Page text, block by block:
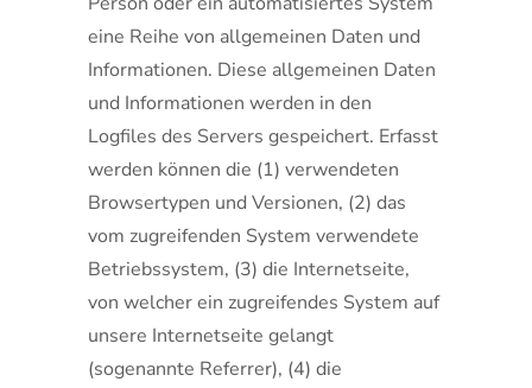
eine Reihe von allgemeinen Daten und
Informationen. Diese allgemeinen Daten
und Informationen werden in den
Logfiles des Servers gespeichert. Erfasst
werden können die (1) verwendeten
Browsertypen und Versionen, (2) das
vom zugreifenden System verwendete
Betriebssystem, (3) die Internetseite,
von welcher ein zugreifendes System auf
unsere Internetseite gelangt
(sogenannte Referrer), (4) die